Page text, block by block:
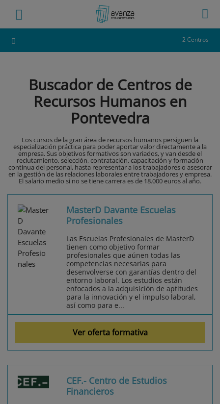
2 Centros
Buscador de Centros de
Recursos Humanos en
Pontevedra
Los cursos de la gran área de recursos humanos persiguen la
especialización práctica para poder aportar valor directamente a la
empresa. Sus objetivos formativos son variados, y van desde el
reclutamiento, selección, contratación, capacitación y formación
continua del personal, hasta representar a los trabajadores o asesorar
en la gestión de las relaciones laborales entre trabajadores y empresa.
El salario medio si no se tiene carrera es de 18.000 euros al año.
MasterD Davante Escuelas
Profesionales
Las Escuelas Profesionales de MasterD
tienen como objetivo formar
profesionales que aúnen todas las
competencias necesarias para
desenvolverse con garantías dentro del
entorno laboral. Los estudios están
enfocados a la adquisición de aptitudes
para la innovación y el impulso laboral,
así como para e...
Ver oferta formativa
CEF.- Centro de Estudios
Financieros